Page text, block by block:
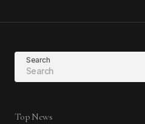
Search
Top News